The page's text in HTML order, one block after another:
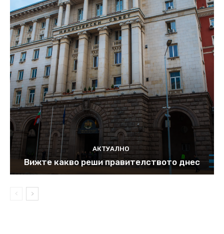
АКТУАЛНО
Вижте какво реши правителството днес